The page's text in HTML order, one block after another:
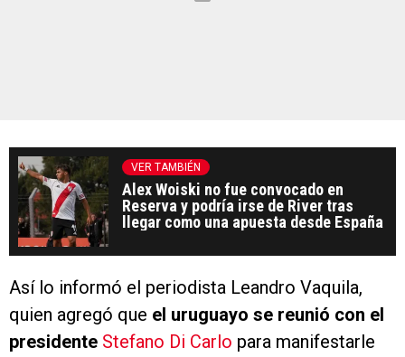
VER TAMBIÉN
Alex Woiski no fue convocado en
Reserva y podría irse de River tras
llegar como una apuesta desde España
Así lo informó el periodista Leandro Vaquila,
quien agregó que el uruguayo se reunió con el
presidente Stefano Di Carlo para manifestarle